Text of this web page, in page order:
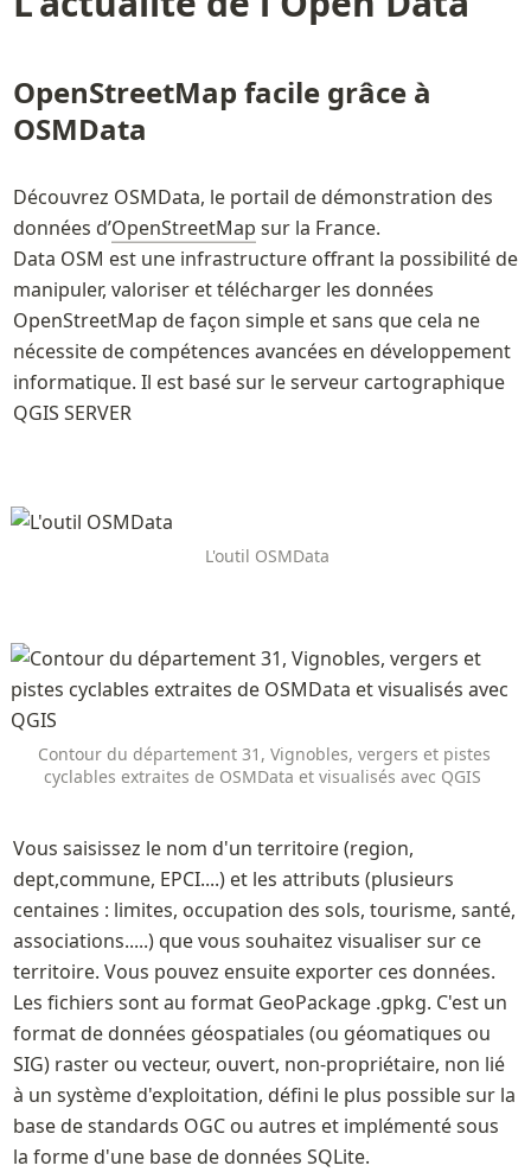
OpenStreetMap facile grâce à
OSMData
Découvrez OSMData, le portail de démonstration des
données d’OpenStreetMap sur la France.
Data OSM est une infrastructure offrant la possibilité de
manipuler, valoriser et télécharger les données
OpenStreetMap de façon simple et sans que cela ne
nécessite de compétences avancées en développement
informatique. Il est basé sur le serveur cartographique
QGIS SERVER
L'outil OSMData
Contour du département 31, Vignobles, vergers et pistes
cyclables extraites de OSMData et visualisés avec QGIS
Vous saisissez le nom d'un territoire (region,
dept,commune, EPCI....) et les attributs (plusieurs
centaines : limites, occupation des sols, tourisme, santé,
associations.....) que vous souhaitez visualiser sur ce
territoire. Vous pouvez ensuite exporter ces données.
Les fichiers sont au format GeoPackage .gpkg. C'est un
format de données géospatiales (ou géomatiques ou
SIG) raster ou vecteur, ouvert, non-propriétaire, non lié
à un système d'exploitation, défini le plus possible sur la
base de standards OGC ou autres et implémenté sous
la forme d'une base de données SQLite.